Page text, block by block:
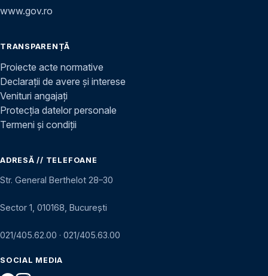
www.gov.ro
TRANSPARENȚĂ
Proiecte acte normative
Declarații de avere și interese
Venituri angajați
Protecția datelor personale
Termeni și condiții
ADRESĂ // TELEFOANE
Str. General Berthelot 28–30
Sector 1, 010168, București
021/405.62.00 · 021/405.63.00
SOCIAL MEDIA